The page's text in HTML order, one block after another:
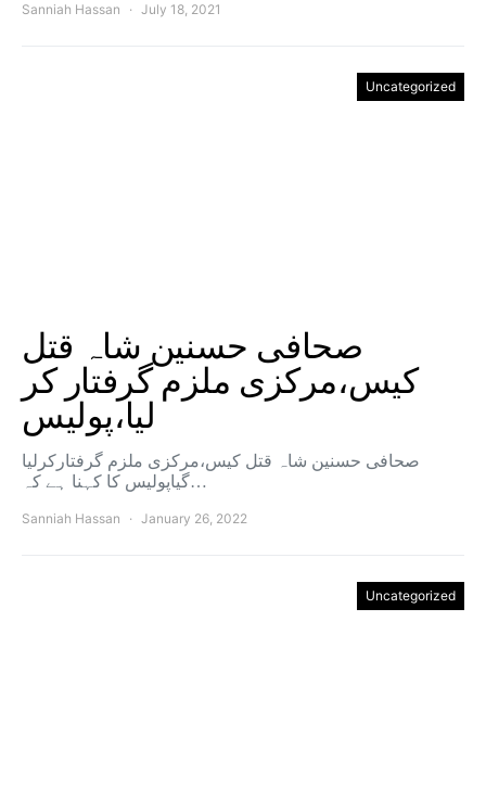
Sanniah Hassan July 18, 2021
Uncategorized
صحافی حسنین شاہ قتل
کیس،مرکزی ملزم گرفتار کر
لیا،پولیس
صحافی حسنین شاہ قتل کیس،مرکزی ملزم گرفتارکرلیا
گیاپولیس کا کہنا ہے کہ…
Sanniah Hassan January 26, 2022
Uncategorized